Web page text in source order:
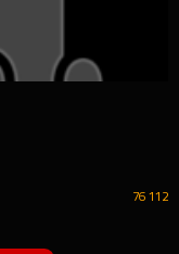
76 112